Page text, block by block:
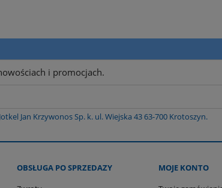
i promocjach.
Jan Krzywonos Sp. k. ul. Wiejska 43 63-700 Krotoszyn.
OBSŁUGA PO SPRZEDAZY
MOJE KONTO